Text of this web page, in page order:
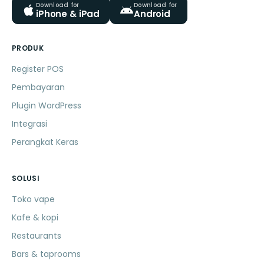
Download for
iPhone & iPad
Download for
Android
PRODUK
Register POS
Pembayaran
Plugin WordPress
Integrasi
Perangkat Keras
SOLUSI
Toko vape
Kafe & kopi
Restaurants
Bars & taprooms